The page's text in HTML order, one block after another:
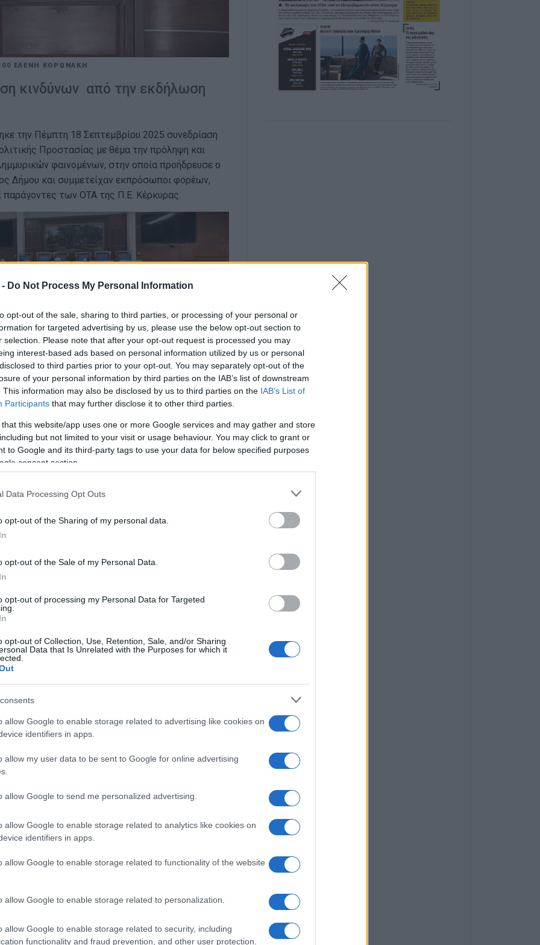
Do Not Process My Personal Information
opt-out of the sale, sharing to third parties, or processing of your personal or
for targeted advertising by us, please use the below opt-out section to
selection. Please note that after your opt-out request is processed you may
interest-based ads based on personal information utilized by us or personal
to third parties prior to your opt-out. You may separately opt-out of the
of your personal information by third parties on the IAB’s list of downstream
This information may also be disclosed by us to third parties on the IAB’s List of
Participants that may further disclose it to other third parties.
that this website/app uses one or more Google services and may gather and store
but not limited to your visit or usage behaviour. You may click to grant or
to Google and its third-party tags to use your data for below specified purposes
consent section.
Data Processing Opt Outs
opt-out of the Sharing of my personal data.
opt-out of the Sale of my Personal Data.
opt-out of processing my Personal Data for Targeted
opt-out of Collection, Use, Retention, Sale, and/or Sharing
Data that Is Unrelated with the Purposes for which it
allow Google to enable storage related to advertising like cookies on
identifiers in apps.
allow my user data to be sent to Google for online advertising
allow Google to send me personalized advertising.
allow Google to enable storage related to analytics like cookies on
identifiers in apps.
allow Google to enable storage related to functionality of the website
allow Google to enable storage related to personalization.
allow Google to enable storage related to security, including
functionality and fraud prevention, and other user protection.
ΕΛΕΝΗ ΚΟΡΩΝΑΚΗ
κινδύνων από την εκδήλωση
την Πέμπτη 18 Σεπτεμβρίου 2025 συνεδρίαση
Προστασίας με θέμα την πρόληψη και
φαινομένων, στην οποία προήδρευσε ο
Δήμου και συμμετείχαν εκπρόσωποι φορέων,
παράγοντες των ΟΤΑ της Π.Ε. Κέρκυρας.
και η συνεργασία όλων των εμπλεκόμενων
και ετοιμότητας, που έχουν άμεση και
κινδύνων από την εκδήλωση πλημμυρικών
τη χειμερινή περίοδο 2025-2026.
τη συνεδρίαση ήταν:
των ρεμάτων,
υδροσυλλογής όμβριων υδάτων από την
αρμοδιότητας τους),
εναπόθεσης μπαζών και φερτών υλικών από
τη λήψη μέτρων πρόληψης και αυτοπροστασίας
προσδιορισμός εναλλακτικών τρόπων
της δράσης της οργανωμένης απομάκρυνσης
καταγραφής ζημιών, αποκατάσταση
Προστασίας που δραστηριοποιούνται
Δήμου, κατά τη διάρκεια της εισήγησής του,
αντιμετώπιση εκτάκτων αναγκών
φαινόμενα, δίνοντας έμφαση στον
των ρεμάτων, των φρεατίων υδροσυλλογής
αποτελεί μία συνεχή προσπάθεια της
κατά το δυνατό τις επιπτώσεις των
αυξημένη επικινδυνότητα και να
κατοίκους των περιοχών μας.